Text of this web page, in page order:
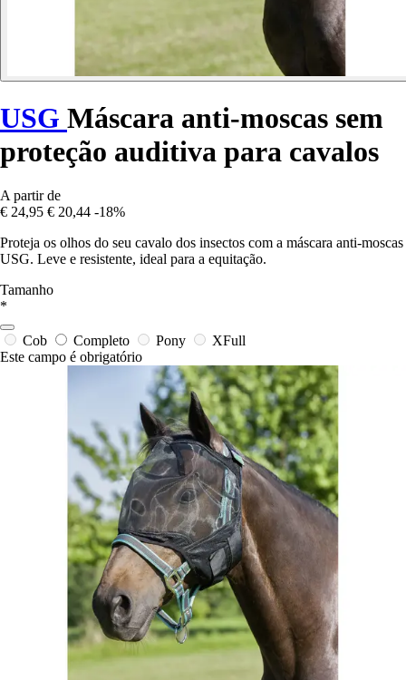
USG Máscara anti-moscas sem
proteção auditiva para cavalos
A partir de
€ 24,95 € 20,44 -18%
Proteja os olhos do seu cavalo dos insectos com a máscara anti-moscas
USG. Leve e resistente, ideal para a equitação.
Tamanho
*
Cob Completo Pony
XFull
Este campo é obrigatório